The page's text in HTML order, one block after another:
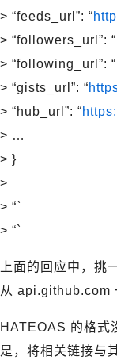
> “feeds_url”: “
> “followers_url”: “
> “following_url”: “
> “gists_url”: “
> “hub_url”: “
> …
> }
>
> “`
> “`
上面的回应中，
从 api.github.com
HATEOAS 的格式
是，将相关链接与